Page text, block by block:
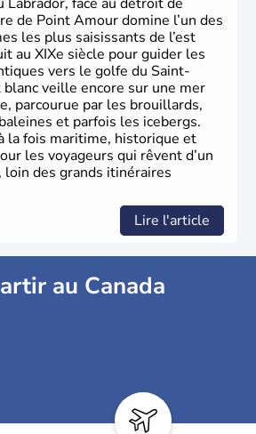
de Point Amour domine l’un des
les plus saisissants de l’est
au XIXe siècle pour guider les
vers le golfe du Saint-
blanc veille encore sur une mer
parcourue par les brouillards,
et parfois les icebergs.
la fois maritime, historique et
les voyageurs qui rêvent d’un
loin des grands itinéraires
Lire l'article
au Canada